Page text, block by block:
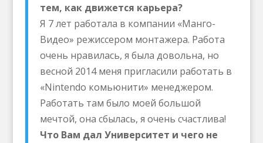
тем, как движется карьера?
Я 7 лет работала в компании «Манго-
Видео» режиссером монтажера. Работа
очень нравилась, я была довольна, но
весной 2014 меня пригласили работать в
«Nintendo комьюнити» менеджером.
Работать там было моей большой
мечтой, она сбылась, я очень счастлива!
Что Вам дал Университет и чего не